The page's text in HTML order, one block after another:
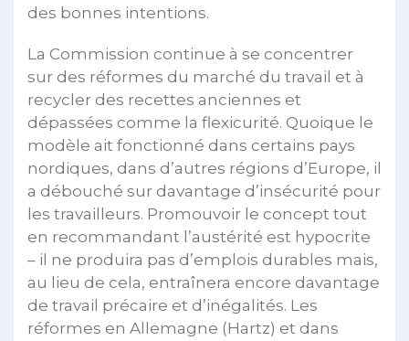
des bonnes intentions.
La Commission continue à se concentrer
sur des réformes du marché du travail et à
recycler des recettes anciennes et
dépassées comme la flexicurité. Quoique le
modèle ait fonctionné dans certains pays
nordiques, dans d’autres régions d’Europe, il
a débouché sur davantage d’insécurité pour
les travailleurs. Promouvoir le concept tout
en recommandant l’austérité est hypocrite
– il ne produira pas d’emplois durables mais,
au lieu de cela, entraînera encore davantage
de travail précaire et d’inégalités. Les
réformes en Allemagne (Hartz) et dans